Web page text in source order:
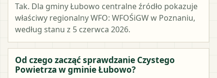
Tak. Dla gminy Łubowo centralne źródło pokazuje
właściwy regionalny WFO: WFOŚiGW w Poznaniu,
według stanu z 5 czerwca 2026.
Od czego zacząć sprawdzanie Czystego
Powietrza w gminie Łubowo?